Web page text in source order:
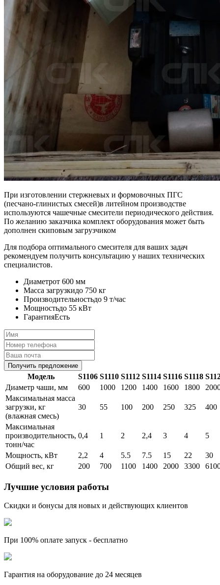
При изготовлении стержневых и формовочных ПГС
(песчано-глинистых смесей)в литейном производстве
используются чашечные смесители периодического действия.
По желанию заказчика комплект оборудования может быть
дополнен скиповым загрузчиком
Для подбора оптимального смесителя для ваших задач
рекомендуем получить консультацию у наших технических
специалистов.
Диаметрот 600 мм
Масса загрузкидо 750 кг
Производительностьдо 9 т/час
Мощностьдо 55 кВт
ГарантияЕсть
Получить предложение
Модель S1106 S1110 S1112 S1114 S1116 S1118
Диаметр чаши, мм
600 1000 1200 1400 1600 1800
Максимальная масса
загрузки, кг
(влажная смесь)
30 55 100 200 250 325 400
Максимальная
производительность,
тонн/час
0,4 1 2 2,4 3 4 5
Мощность, кВт 2,2 4 5.5 7.5 15 22
30
Общий вес, кг
200 700 1100 1400 2000 3300
Лучшие условия работы
Скидки и бонусы для новых и действующих клиентов
При 100% оплате запуск - бесплатно
Гарантия на оборудование до 24 месяцев